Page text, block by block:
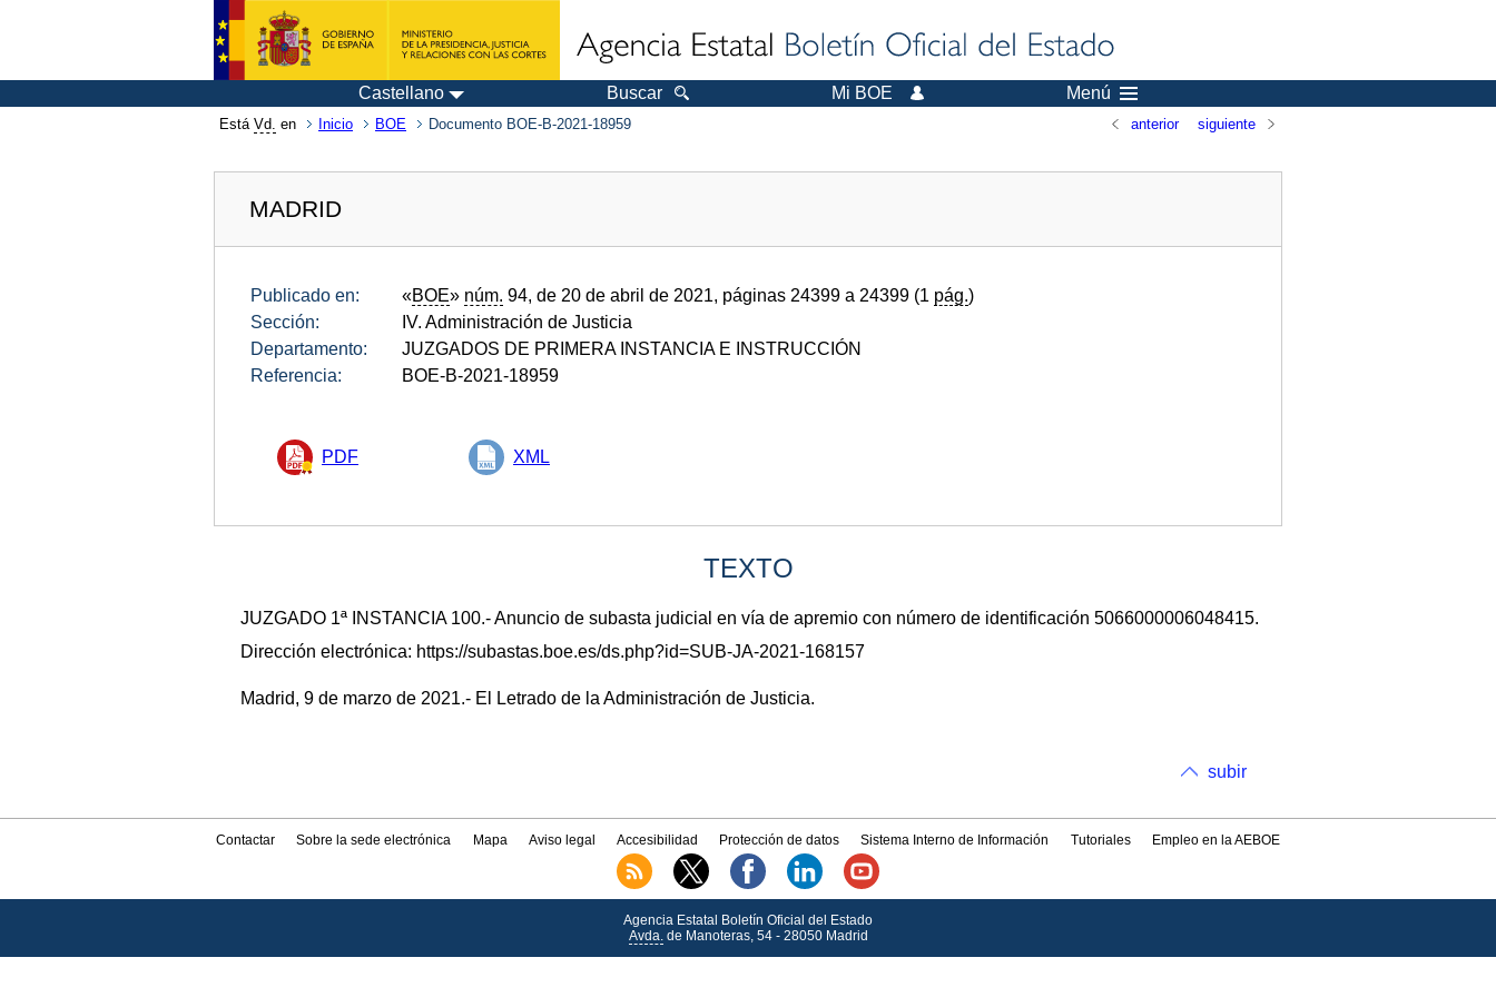
Castellano Buscar Mi BOE Menú
Está Vd. en Inicio BOE Documento BOE-B-2021-18959 anterior siguiente
MADRID
Publicado en: «BOE» núm. 94, de 20 de abril de 2021, páginas 24399 a 24399 (1 pág.)
Sección:
IV. Administración de Justicia
Departamento:
JUZGADOS DE PRIMERA INSTANCIA E INSTRUCCIÓN
Referencia:
BOE-B-2021-18959
PDF XML
TEXTO
JUZGADO 1ª INSTANCIA 100.- Anuncio de subasta judicial en vía de apremio con número de identificación 5066000006048415.
Dirección electrónica: https://subastas.boe.es/ds.php?id=SUB-JA-2021-168157
Madrid, 9 de marzo de 2021.- El Letrado de la Administración de Justicia.
subir
Contactar Sobre la sede electrónica Mapa Aviso legal Accesibilidad Protección de datos Sistema Interno de Información Tutoriales Empleo en la AEBOE
Agencia Estatal Boletín Oficial del Estado
Avda.de Manoteras, 54 - 28050 Madrid